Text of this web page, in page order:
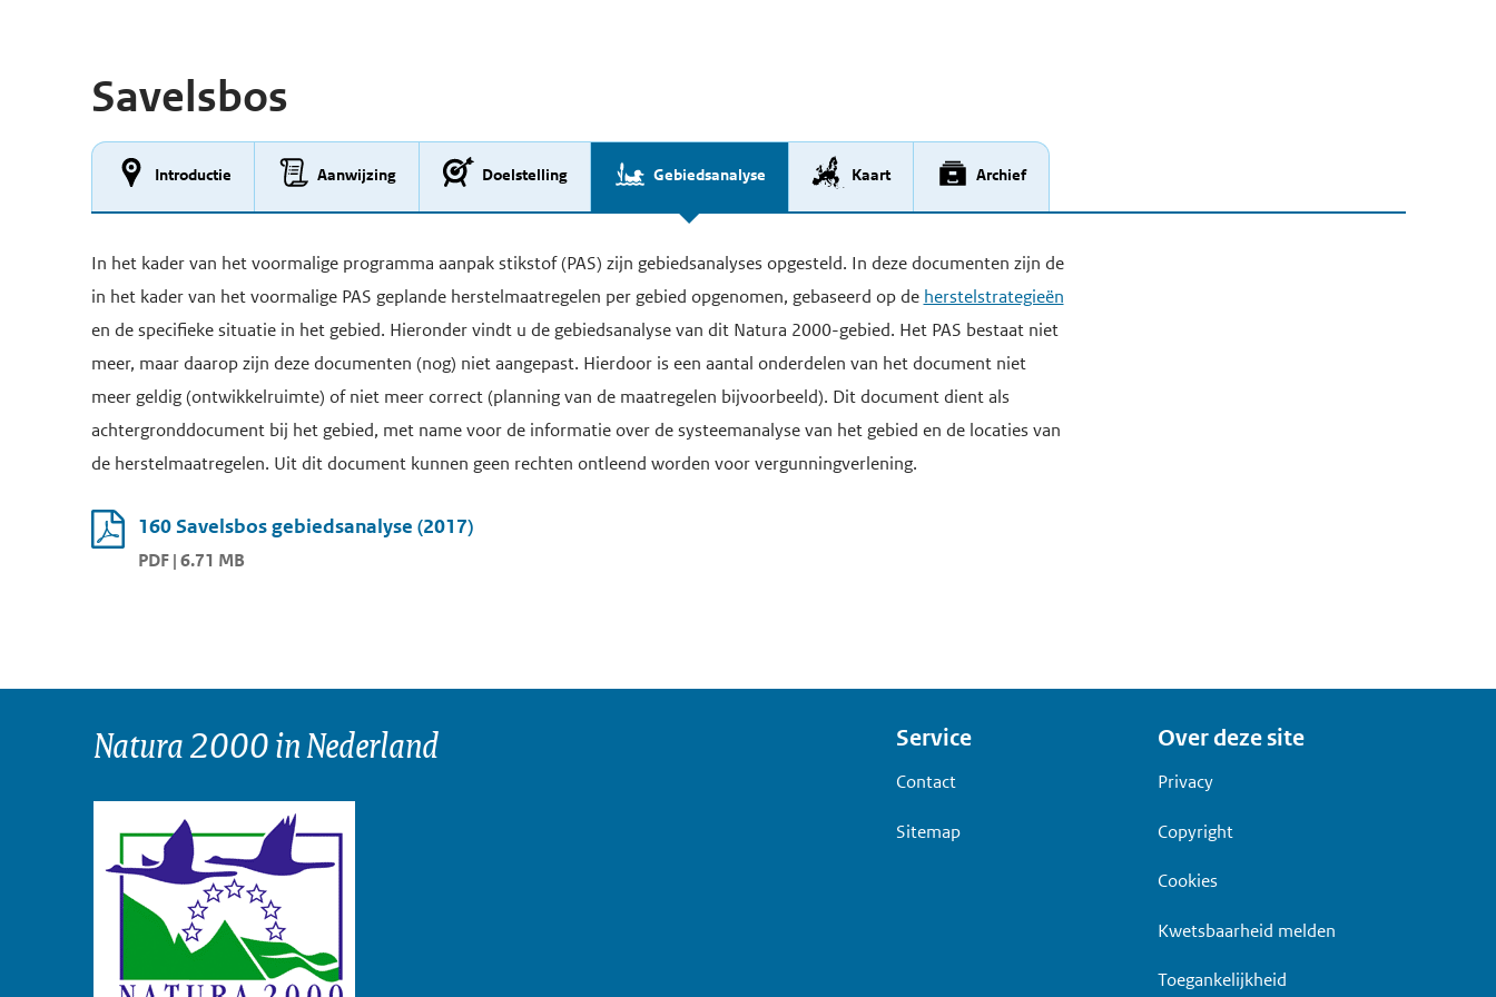
Savelsbos
Introductie Aanwijzing Doelstelling Gebiedsanalyse Kaart Archief
In het kader van het voormalige programma aanpak stikstof (PAS) zijn gebiedsanalyses opgesteld. In deze documenten zijn de
in het kader van het voormalige PAS geplande herstelmaatregelen per gebied opgenomen, gebaseerd op de herstelstrategieën
en de specifieke situatie in het gebied. Hieronder vindt u de gebiedsanalyse van dit Natura 2000-gebied. Het PAS bestaat niet
meer, maar daarop zijn deze documenten (nog) niet aangepast. Hierdoor is een aantal onderdelen van het document niet
meer geldig (ontwikkelruimte) of niet meer correct (planning van de maatregelen bijvoorbeeld). Dit document dient als
achtergronddocument bij het gebied, met name voor de informatie over de systeemanalyse van het gebied en de locaties van
de herstelmaatregelen. Uit dit document kunnen geen rechten ontleend worden voor vergunningverlening.
160 Savelsbos gebiedsanalyse (2017)
PDF | 6.71 MB
Natura 2000 in Nederland Voet
Service
Contact
Sitemap
Over deze site
Privacy
Copyright
Cookies
Kwetsbaarheid melden
Toegankelijkheid